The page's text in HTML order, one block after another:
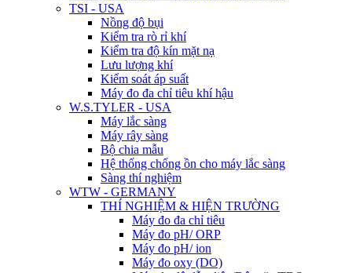
TSI - USA
Nồng độ bụi
Kiểm tra rò rỉ khí
Kiểm tra độ kín mặt nạ
Lưu lượng khí
Kiểm soát áp suất
Máy đo đa chỉ tiêu khí hậu
W.S.TYLER - USA
Máy lắc sàng
Máy rây sàng
Bộ chia mẫu
Hệ thống chống ồn cho máy lắc sàng
Sàng thí nghiệm
WTW - GERMANY
THÍ NGHIỆM & HIỆN TRƯỜNG
Máy đo đa chỉ tiêu
Máy đo pH/ ORP
Máy đo pH/ ion
Máy đo oxy (DO)